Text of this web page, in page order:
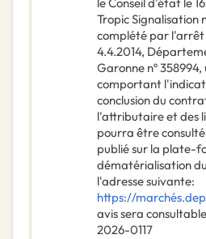
Tropic Signalisation
complété par l'arrêt
4.4.2014,
Garonne nº
comportant
conclusion du
l'attributaire et des
pourra être
publié sur la plate-
dématérialisation
l'adresse suivante:
https://
avis sera
2026-0117